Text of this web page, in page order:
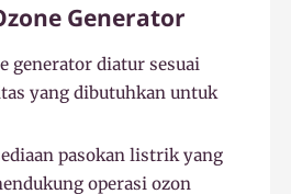
Generator
generator diatur sesuai
yang dibutuhkan untuk
pasokan listrik yang
operasi ozon